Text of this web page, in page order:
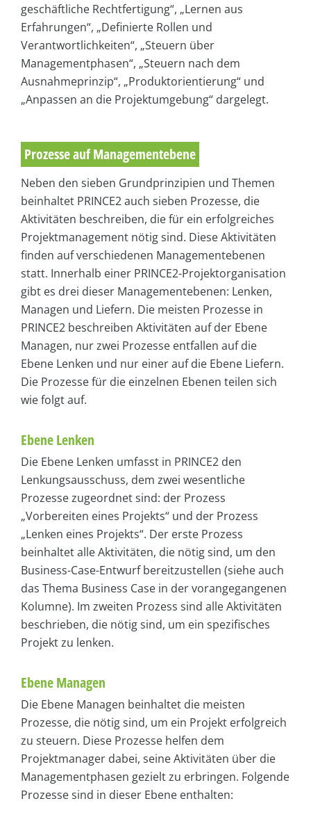
geschäftliche Rechtfertigung“, „Lernen aus
Erfahrungen“, „Definierte Rollen und
Verantwortlichkeiten“, „Steuern über
Managementphasen“, „Steuern nach dem
Ausnahmeprinzip“, „Produktorientierung“ und
„Anpassen an die Projektumgebung“ dargelegt.
Prozesse auf Managementebene
Neben den sieben Grundprinzipien und Themen
beinhaltet PRINCE2 auch sieben Prozesse, die
Aktivitäten beschreiben, die für ein erfolgreiches
Projektmanagement nötig sind. Diese Aktivitäten
finden auf verschiedenen Managementebenen
statt. Innerhalb einer PRINCE2-Projektorganisation
gibt es drei dieser Managementebenen: Lenken,
Managen und Liefern. Die meisten Prozesse in
PRINCE2 beschreiben Aktivitäten auf der Ebene
Managen, nur zwei Prozesse entfallen auf die
Ebene Lenken und nur einer auf die Ebene Liefern.
Die Prozesse für die einzelnen Ebenen teilen sich
wie folgt auf.
Ebene Lenken
Die Ebene Lenken umfasst in PRINCE2 den
Lenkungsausschuss, dem zwei wesentliche
Prozesse zugeordnet sind: der Prozess
„Vorbereiten eines Projekts“ und der Prozess
„Lenken eines Projekts“. Der erste Prozess
beinhaltet alle Aktivitäten, die nötig sind, um den
Business-Case-Entwurf bereitzustellen (siehe auch
das Thema Business Case in der vorangegangenen
Kolumne). Im zweiten Prozess sind alle Aktivitäten
beschrieben, die nötig sind, um ein spezifisches
Projekt zu lenken.
Ebene Managen
Die Ebene Managen beinhaltet die meisten
Prozesse, die nötig sind, um ein Projekt erfolgreich
zu steuern. Diese Prozesse helfen dem
Projektmanager dabei, seine Aktivitäten über die
Managementphasen gezielt zu erbringen. Folgende
Prozesse sind in dieser Ebene enthalten: